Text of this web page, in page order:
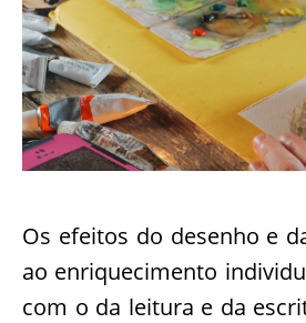
Os efeitos do desenho e
ao enriquecimento
com o da leitura e da